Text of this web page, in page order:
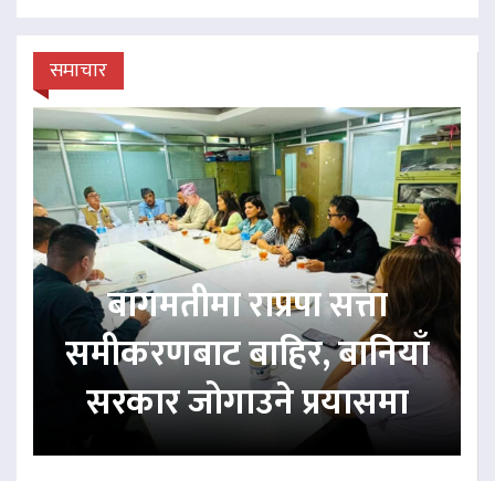
समाचार
बागमतीमा राप्रपा सत्ता
समीकरणबाट बाहिर, बानियाँ
सरकार जोगाउने प्रयासमा